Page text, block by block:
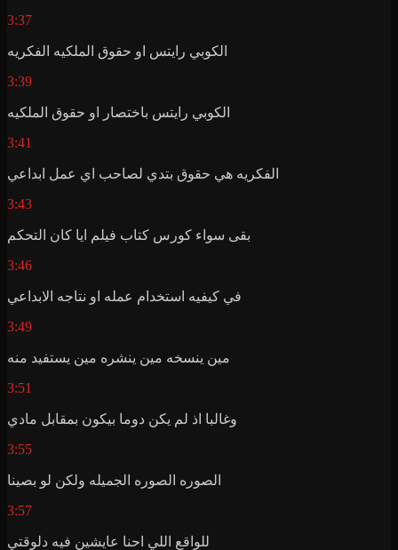
3:37
الكوبي رايتس او حقوق الملكيه الفكريه
3:39
الكوبي رايتس باختصار او حقوق الملكيه
3:41
الفكريه هي حقوق بتدي لصاحب اي عمل ابداعي
3:43
بقى سواء كورس كتاب فيلم ايا كان التحكم
3:46
في كيفيه استخدام عمله او نتاجه الابداعي
3:49
مين ينسخه مين ينشره مين يستفيد منه
3:51
وغالبا اذ لم يكن دوما بيكون بمقابل مادي
3:55
الصوره الصوره الجميله ولكن لو بصينا
3:57
للواقع اللي احنا عايشين فيه دلوقتي